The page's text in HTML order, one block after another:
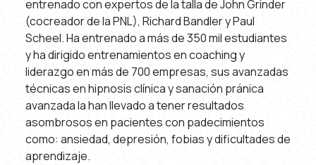
entrenado con expertos de la talla de John Grinder
(cocreador de la PNL), Richard Bandler y Paul
Scheel. Ha entrenado a más de 350 mil estudiantes
y ha dirigido entrenamientos en coaching y
liderazgo en más de 700 empresas, sus avanzadas
técnicas en hipnosis clínica y sanación pránica
avanzada la han llevado a tener resultados
asombrosos en pacientes con padecimientos
como: ansiedad, depresión, fobias y dificultades de
aprendizaje.